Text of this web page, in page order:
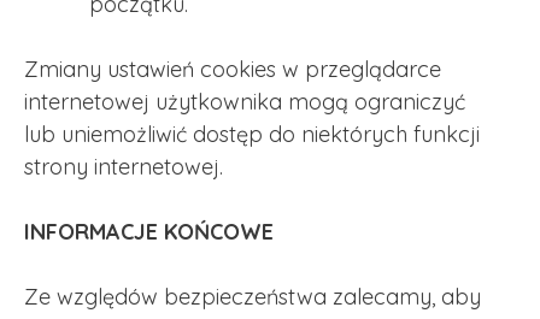
Zmiany ustawień cookies w przeglądarce
internetowej użytkownika mogą ograniczyć
lub uniemożliwić dostęp do niektórych funkcji
strony internetowej.
INFORMACJE KOŃCOWE
Ze względów bezpieczeństwa zalecamy, aby